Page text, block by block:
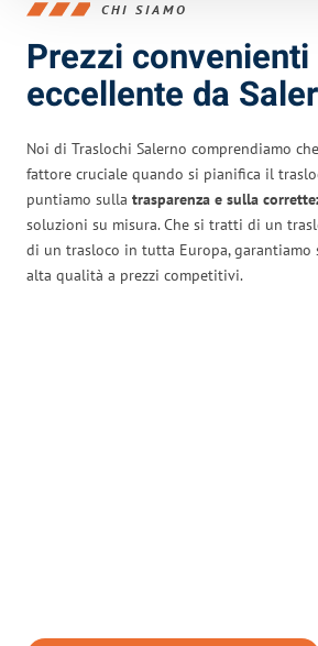
CHI SIAMO
Prezzi
eccellente da
Noi di Traslochi Salerno comprendiamo
fattore cruciale quando si pianifica il
puntiamo sulla trasparenza e sulla
soluzioni su misura. Che si tratti di un
di un trasloco in tutta Europa, garantiamo
alta qualità a prezzi competitivi.